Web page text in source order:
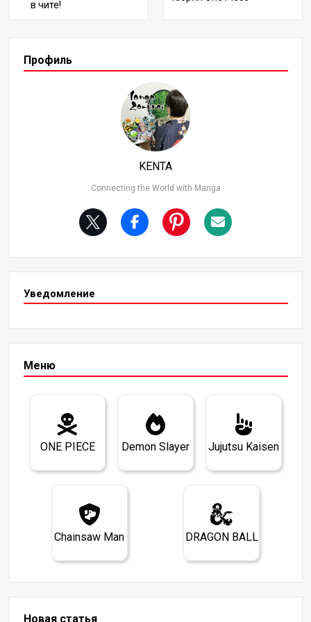
йтинг 11 сильнейших персонажей № 2 пиратских эки
пажей и подробно расскажу об их боевых способност
ях и достижениях. Кто же займет место №1? Давайт
е узнаем! 2. 11 место: Killer (Kid Pirates) Киллер - боец
Kid Pirates, который служит важным спутником Юстас
а Кида. Оснащенный вращающимся косоподобным о
ружием на обеих руках, Киллер поражает своих враг
ми. Во время эпизода “Страна Вано” он продемонстр
ировал свою огромную атакующую мощь, оставив ш
из-за чего занял 11-е место в этом рейтинге.
в чите!
Профиль
KENTA
Connecting the World with Manga
Уведомление
Меню
ONE PIECE Demon Slayer Jujutsu Kaisen
Chainsaw Man DRAGON BALL
Новая статья